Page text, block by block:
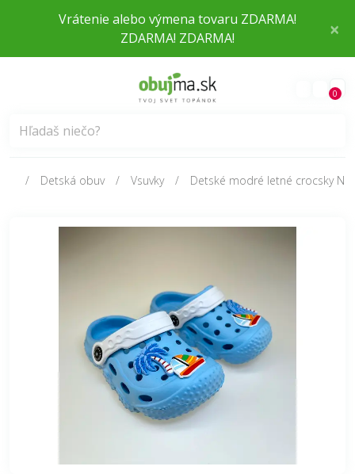
×
Vrátenie alebo výmena tovaru ZDARMA!
ZDARMA! ZDARMA!
0
Detská obuv Vsuvky Detské modré letné crocsky